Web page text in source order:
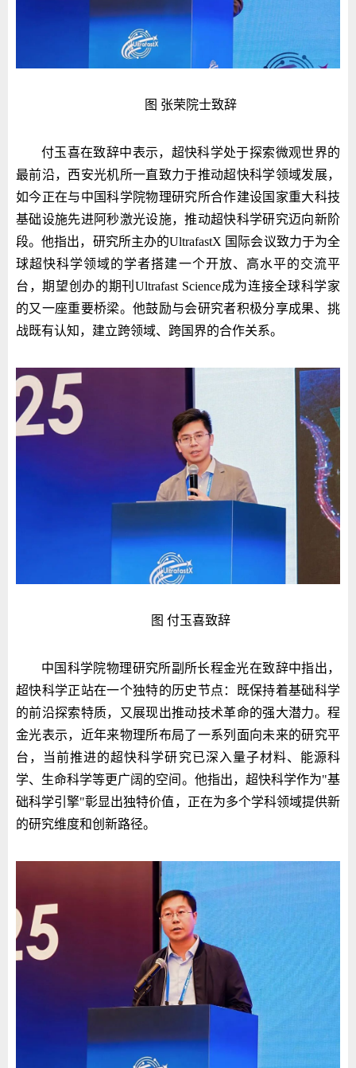
图 张荣院士致辞
付玉喜在致辞中表示，超快科学处于探索微观世界的
最前沿，西安光机所一直致力于推动超快科学领域发展，
如今正在与中国科学院物理研究所合作建设国家重大科技
基础设施先进阿秒激光设施，推动超快科学研究迈向新阶
段。他指出，研究所主办的UltrafastX 国际会议致力于为全
球超快科学领域的学者搭建一个开放、高水平的交流平
台，期望创办的期刊Ultrafast Science成为连接全球科学家
的又一座重要桥梁。他鼓励与会研究者积极分享成果、挑
战既有认知，建立跨领域、跨国界的合作关系。
图 付玉喜致辞
中国科学院物理研究所副所长程金光在致辞中指出，
超快科学正站在一个独特的历史节点：既保持着基础科学
的前沿探索特质，又展现出推动技术革命的强大潜力。程
金光表示，近年来物理所布局了一系列面向未来的研究平
台，当前推进的超快科学研究已深入量子材料、能源科
学、生命科学等更广阔的空间。他指出，超快科学作为"基
础科学引擎"彰显出独特价值，正在为多个学科领域提供新
的研究维度和创新路径。